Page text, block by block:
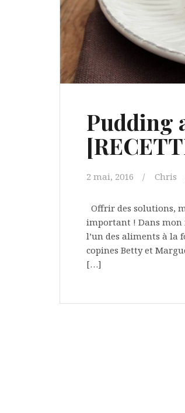
Pudding
2 mai, 2016 Chris
Offrir des solutions,
important ! Dans mon
l’un des aliments à la
copines Betty et
[…]